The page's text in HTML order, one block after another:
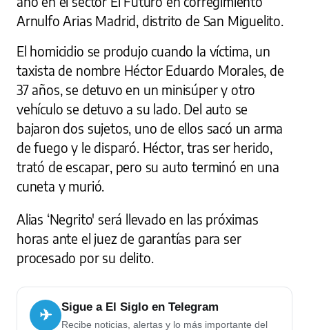
Arnulfo Arias Madrid, distrito de San Miguelito.
El homicidio se produjo cuando la víctima, un
taxista de nombre Héctor Eduardo Morales, de
37 años, se detuvo en un minisúper y otro
vehículo se detuvo a su lado. Del auto se
bajaron dos sujetos, uno de ellos sacó un arma
de fuego y le disparó. Héctor, tras ser herido,
trató de escapar, pero su auto terminó en una
cuneta y murió.
Alias ‘Negrito' será llevado en las próximas
horas ante el juez de garantías para ser
procesado por su delito.
✈ Sigue a El Siglo en Telegram
Recibe noticias, alertas y lo más importante del